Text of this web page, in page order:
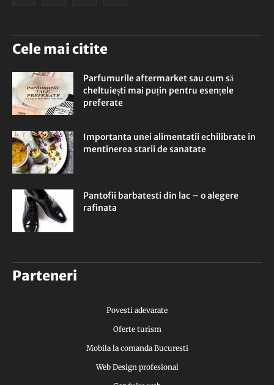
Cele mai citite
Parfumurile aftermarket sau cum să
cheltuiești mai puțin pentru esențele
preferate
Importanta unei alimentatii echilibrate in
mentinerea starii de sanatate
Pantofii barbatesti din lac – o alegere
rafinata
Parteneri
Povesti adevarate
Oferte turism
Mobila la comanda Bucuresti
Web Design profesional